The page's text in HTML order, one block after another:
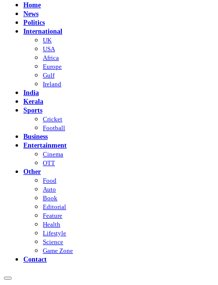
Home
News
Politics
International
UK
USA
Africa
Europe
Gulf
Ireland
India
Kerala
Sports
Cricket
Football
Business
Entertainment
Cinema
OTT
Other
Food
Auto
Book
Editorial
Feature
Health
Lifestyle
Science
Game Zone
Contact